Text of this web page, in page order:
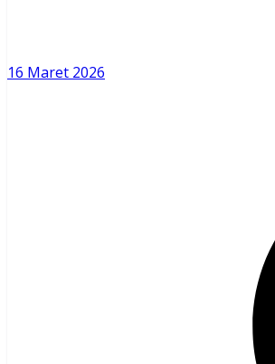
16 Maret 2026